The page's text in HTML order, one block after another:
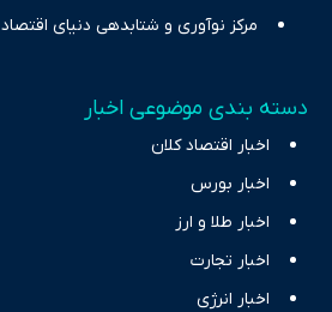
مرکز نوآوری و شتابدهی دنیای اقتصاد
دسته بندی موضوعی اخبار
اخبار اقتصاد کلان
اخبار بورس
اخبار طلا و ارز
اخبار تجارت
اخبار انرژی